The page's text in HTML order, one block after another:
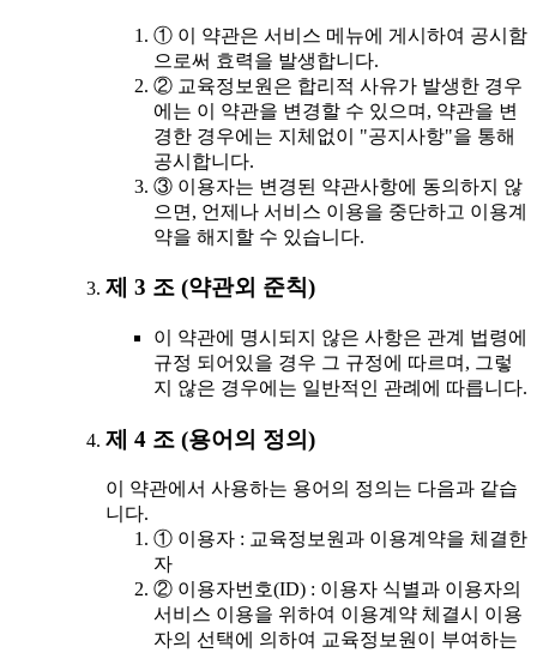
① 이 약관은 서비스 메뉴에 게시하여 공시함
으로써 효력을 발생합니다.
② 교육정보원은 합리적 사유가 발생한 경우
에는 이 약관을 변경할 수 있으며, 약관을 변
경한 경우에는 지체없이 "공지사항"을 통해
공시합니다.
③ 이용자는 변경된 약관사항에 동의하지 않
으면, 언제나 서비스 이용을 중단하고 이용계
약을 해지할 수 있습니다.
제 3 조 (약관외 준칙)
이 약관에 명시되지 않은 사항은 관계 법령에
규정 되어있을 경우 그 규정에 따르며, 그렇
지 않은 경우에는 일반적인 관례에 따릅니다.
제 4 조 (용어의 정의)
이 약관에서 사용하는 용어의 정의는 다음과 같습
니다.
① 이용자 : 교육정보원과 이용계약을 체결한
자
② 이용자번호(ID) : 이용자 식별과 이용자의
서비스 이용을 위하여 이용계약 체결시 이용
자의 선택에 의하여 교육정보원이 부여하는